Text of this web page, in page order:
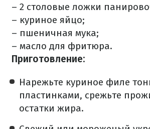
– 2 столовые ложки
– куриное яйцо;
– пшеничная мука;
– масло для фритюра.
Приготовление:
Нарежьте куриное филе
пластинками, срежьте
остатки жира.